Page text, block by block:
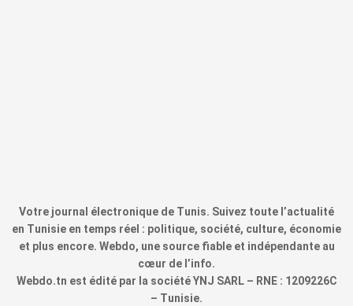
Votre journal électronique de Tunis. Suivez toute l’actualité
en Tunisie en temps réel : politique, société, culture, économie
et plus encore. Webdo, une source fiable et indépendante au
cœur de l’info.
Webdo.tn est édité par la société YNJ SARL – RNE : 1209226C
– Tunisie.